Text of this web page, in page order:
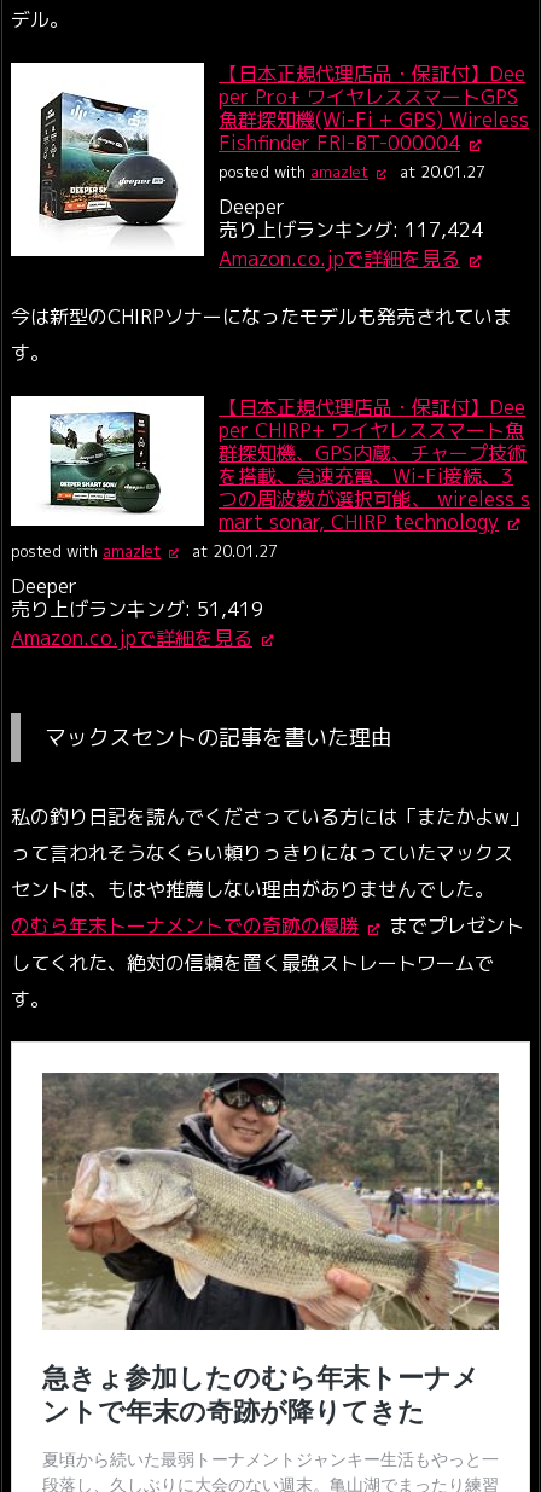
デル。
【日本正規代理店品・保証付】Dee
per Pro+ ワイヤレススマートGPS
魚群探知機(Wi-Fi + GPS) Wireless
Fishfinder FRI-BT-000004
posted with amazlet at 20.01.27
Deeper
売り上げランキング: 117,424
Amazon.co.jpで詳細を見る
今は新型のCHIRPソナーになったモデルも発売されていま
す。
【日本正規代理店品・保証付】Dee
per CHIRP+ ワイヤレススマート魚
群探知機、GPS内蔵、チャープ技術
を搭載、急速充電、Wi-Fi接続、3
つの周波数が選択可能、 wireless s
mart sonar, CHIRP technology
posted with amazlet at 20.01.27
Deeper
売り上げランキング: 51,419
Amazon.co.jpで詳細を見る
マックスセントの記事を書いた理由
私の釣り日記を読んでくださっている方には「またかよw」
って言われそうなくらい頼りっきりになっていたマックス
セントは、もはや推薦しない理由がありませんでした。
のむら年末トーナメントでの奇跡の優勝
までプレゼント
してくれた、絶対の信頼を置く最強ストレートワームで
す。